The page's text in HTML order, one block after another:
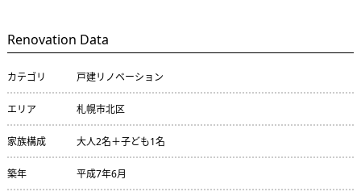
Renovation Data
カテゴリ 戸建リノベーション
エリア 札幌市北区
家族構成 大人2名＋子ども1名
築年 平成7年6月